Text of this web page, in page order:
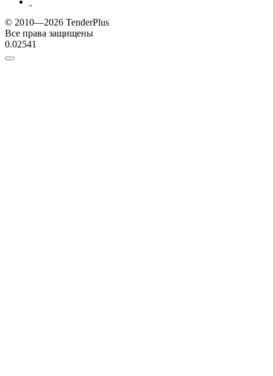
© 2010—2026 TenderPlus
Все права защищены
0.02541